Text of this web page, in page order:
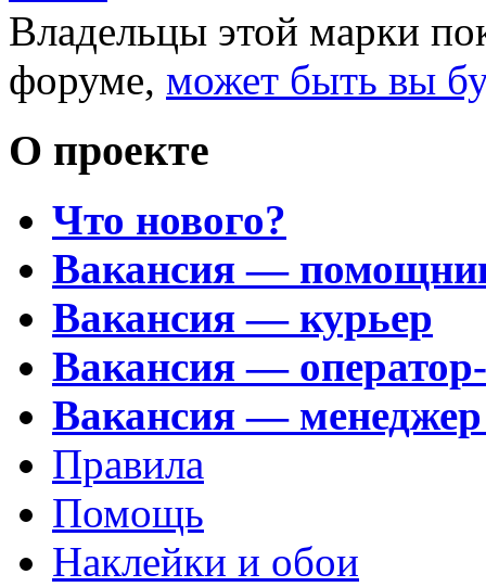
Владельцы этой марки
форуме, может быть вы
О проекте
Что нового?
Вакансия —
Вакансия — курьер
Вакансия —
Вакансия —
Правила
Помощь
Наклейки и обои